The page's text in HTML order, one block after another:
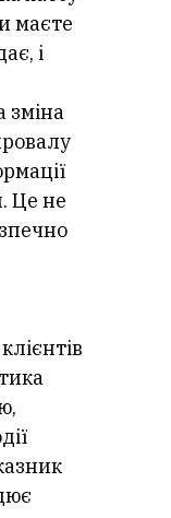
маєте
і
зміна
Це не